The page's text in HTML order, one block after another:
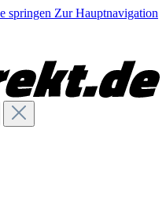
springen Zur Hauptnavigation